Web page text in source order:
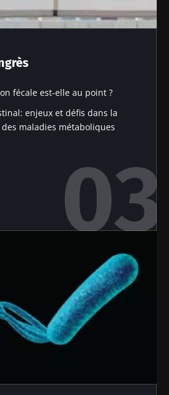
fécale est-elle au point ?
enjeux et défis dans la
maladies métaboliques
Microbiote
colorectal :
pronostique
indépendant
Lire l'article
Une